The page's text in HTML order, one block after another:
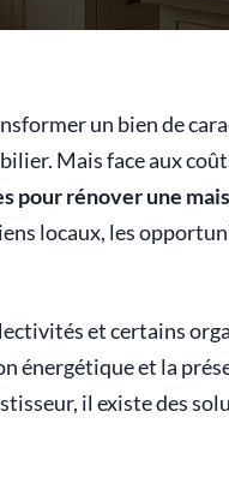
un bien de
Mais face aux
pour rénover une
locaux, les
et certains
énergétique et la
il existe des